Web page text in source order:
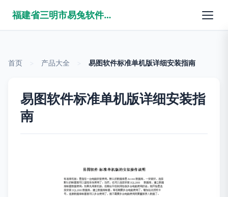
福建省三明市易兔软件有限公司
首页 产品大全 易图软件标准单机版详细安装指南
易图软件标准单机版详细安装指
南